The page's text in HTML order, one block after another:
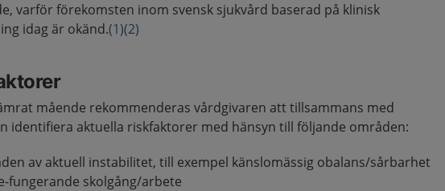
varför förekomsten inom svensk sjukvård baserad på klinisk
idag är okänd.(1)(2)
mående rekommenderas vårdgivaren att tillsammans med
identifiera aktuella riskfaktorer med hänsyn till följande områden:
av aktuell instabilitet, till exempel känslomässig obalans/sårbarhet
fungerande skolgång/arbete